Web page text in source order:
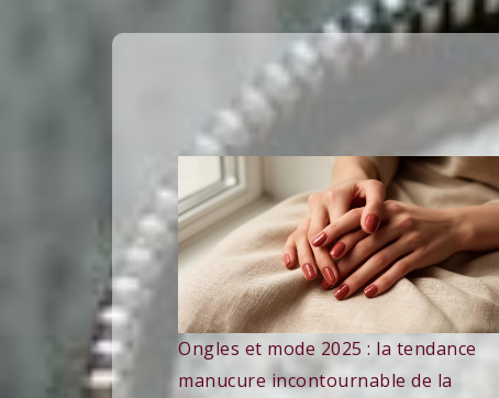
Ongles et mode 2025 : la tendance
manucure incontournable de la